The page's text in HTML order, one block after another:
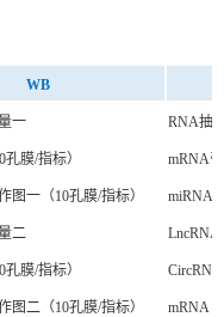
WB
一 RNA抽
膜/指标） mRNA
图一（10孔膜/指标） miRNA
二
膜/指标）
图二（10孔膜/指标） mRNA